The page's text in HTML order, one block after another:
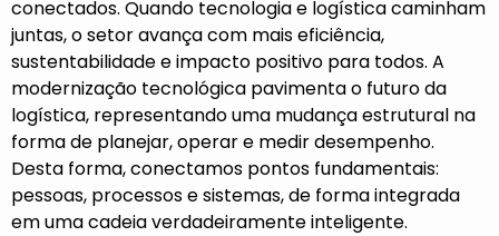
conectados. Quando tecnologia e logística caminham
juntas, o setor avança com mais eficiência,
sustentabilidade e impacto positivo para todos. A
modernização tecnológica pavimenta o futuro da
logística, representando uma mudança estrutural na
forma de planejar, operar e medir desempenho.
Desta forma, conectamos pontos fundamentais:
pessoas, processos e sistemas, de forma integrada
em uma cadeia verdadeiramente inteligente.